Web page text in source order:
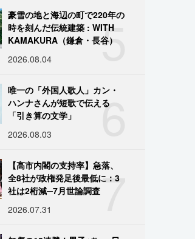
5
豪雪の地と海辺の町で220年の
時を刻んだ伝統建築 : WITH
KAMAKURA（鎌倉・長谷）
2026.08.04
6
唯一の「外国人歌人」カン・
ハンナさんが短歌で伝える
「引き算の文学」
2026.08.03
7
【高市内閣の支持率】急落、
全8社が政権発足後最低に：3
社は2桁減─7月世論調査
2026.07.31